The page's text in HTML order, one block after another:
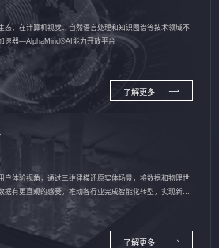
态，在计算机视觉、自然语言处理和知识图谱等技术领域不
速器—AlphaMind®AI能力开放平台
了解更多
户体验视角，通过三维建模还原实体场景，将数据和物理世
有更直观的感受，推动各行业完成智能化转型，实现新旧
了解更多